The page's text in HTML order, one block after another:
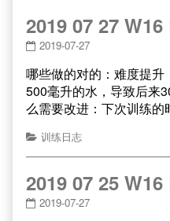
2019 07 27
2019-07-27
哪些做的对的：难度提
500毫升的水，导致后来
么需要改进：下次训练
训练日志
2019 07 25 W16
2019-07-27